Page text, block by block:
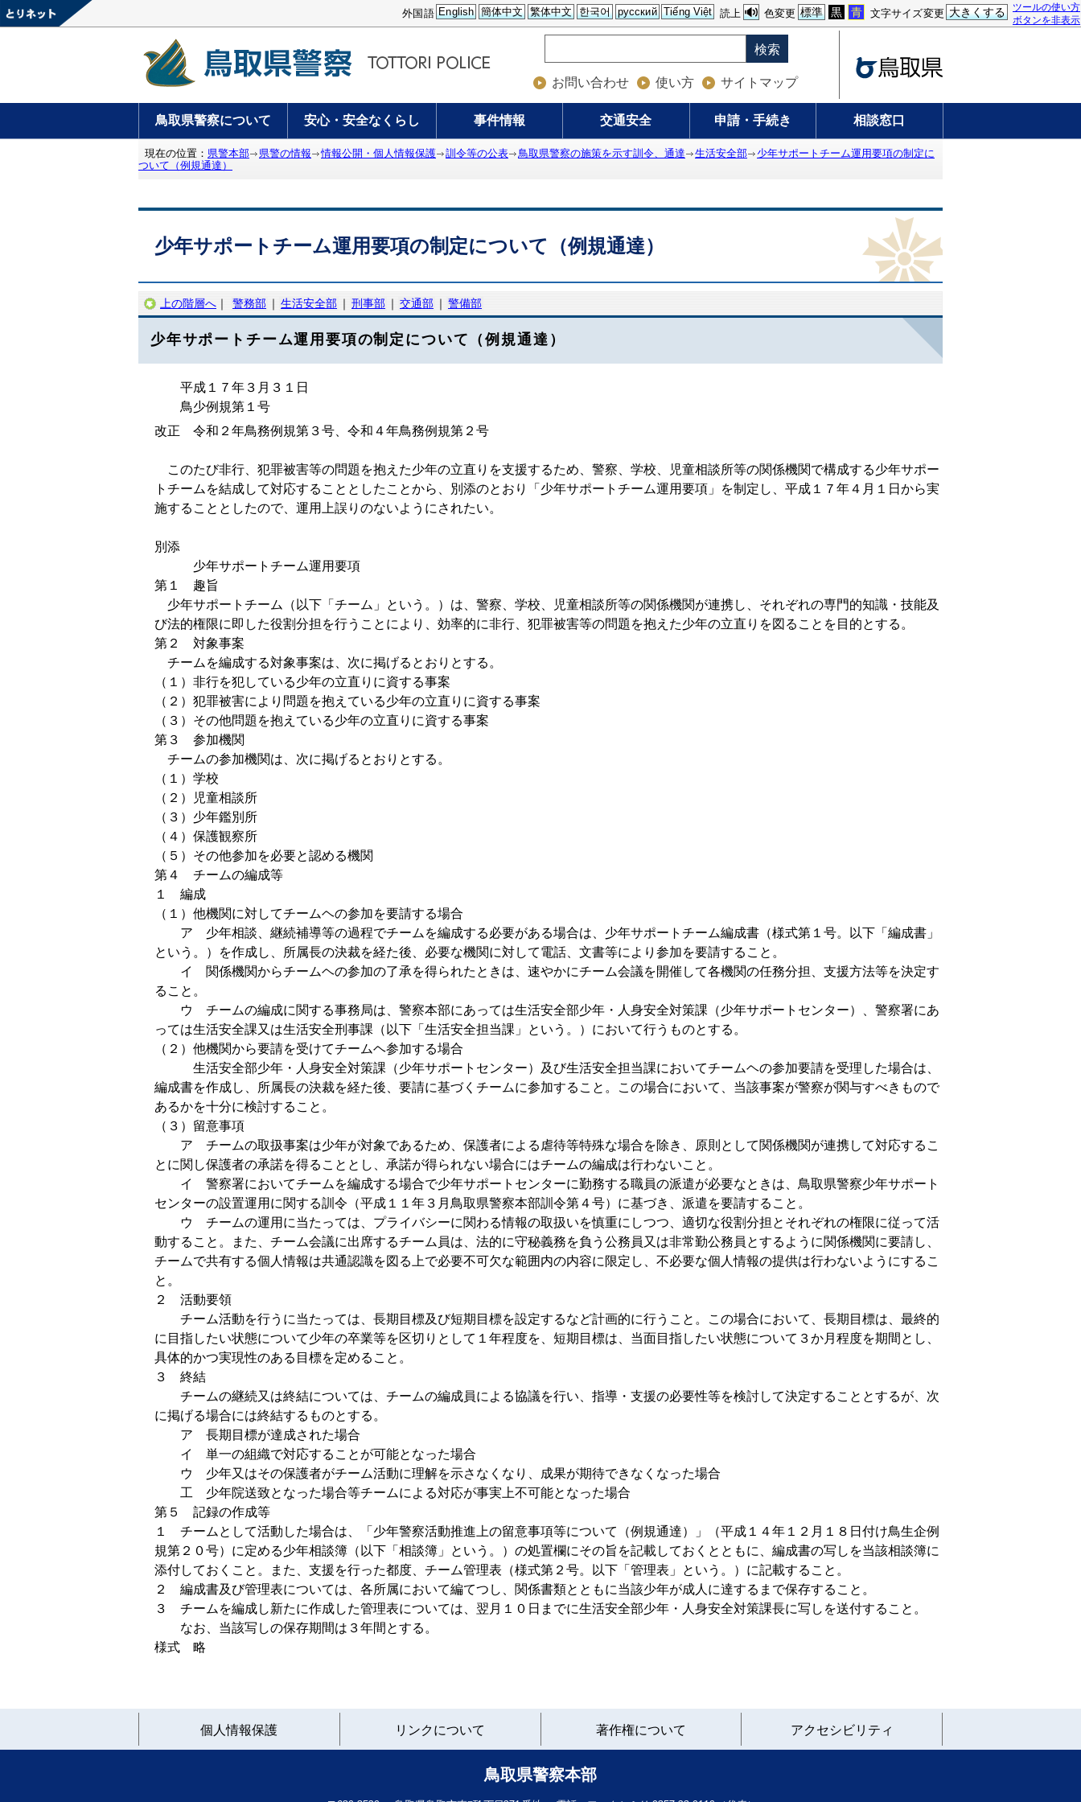
ツールの使い方
ボタンを非表示
文字サイズ変更 大きくする
色変更 標準 黒 青
読上
外国語 English 簡体中文 繁体中文 한국어 русский Tiếng Việt
検索
お問い合わせ 使い方 サイトマップ
鳥取県警察について 安心・安全なくらし 事件情報 交通安全 申請・手続き 相談窓口
現在の位置： 県警本部 県警の情報 情報公開・個人情報保護 訓令等の公表 鳥取県警察の施策を示す訓令、通達 生活安全部
少年サポートチーム運用要項の制定に
ついて（例規通達）
少年サポートチーム運用要項の制定について（例規通達）
上の階層へ ｜ 警務部 ｜ 生活安全部 ｜ 刑事部 ｜ 交通部 ｜ 警備部
少年サポートチーム運用要項の制定について（例規通達）
平成１７年３月３１日
鳥少例規第１号
改正 令和２年鳥務例規第３号、令和４年鳥務例規第２号
このたび非行、犯罪被害等の問題を抱えた少年の立直りを支援するため、警察、学校、児童相談所等の関係機関で構成する少年サポー
トチームを結成して対応することとしたことから、別添のとおり「少年サポートチーム運用要項」を制定し、平成１７年４月１日から実
施することとしたので、運用上誤りのないようにされたい。
別添
少年サポートチーム運用要項
第１ 趣旨
少年サポートチーム（以下「チーム」という。）は、警察、学校、児童相談所等の関係機関が連携し、それぞれの専門的知識・技能及
び法的権限に即した役割分担を行うことにより、効率的に非行、犯罪被害等の問題を抱えた少年の立直りを図ることを目的とする。
第２ 対象事案
チームを編成する対象事案は、次に掲げるとおりとする。
（１）非行を犯している少年の立直りに資する事案
（２）犯罪被害により問題を抱えている少年の立直りに資する事案
（３）その他問題を抱えている少年の立直りに資する事案
第３ 参加機関
チームの参加機関は、次に掲げるとおりとする。
（１）学校
（２）児童相談所
（３）少年鑑別所
（４）保護観察所
（５）その他参加を必要と認める機関
第４ チームの編成等
１ 編成
（１）他機関に対してチームヘの参加を要請する場合
ア 少年相談、継続補導等の過程でチームを編成する必要がある場合は、少年サポートチーム編成書（様式第１号。以下「編成書」
という。）を作成し、所属長の決裁を経た後、必要な機関に対して電話、文書等により参加を要請すること。
イ 関係機関からチームヘの参加の了承を得られたときは、速やかにチーム会議を開催して各機関の任務分担、支援方法等を決定す
ること。
ウ チームの編成に関する事務局は、警察本部にあっては生活安全部少年・人身安全対策課（少年サポートセンター）、警察署にあ
っては生活安全課又は生活安全刑事課（以下「生活安全担当課」という。）において行うものとする。
（２）他機関から要請を受けてチームヘ参加する場合
生活安全部少年・人身安全対策課（少年サポートセンター）及び生活安全担当課においてチームヘの参加要請を受理した場合は、
編成書を作成し、所属長の決裁を経た後、要請に基づくチームに参加すること。この場合において、当該事案が警察が関与すべきもので
あるかを十分に検討すること。
（３）留意事項
ア チームの取扱事案は少年が対象であるため、保護者による虐待等特殊な場合を除き、原則として関係機関が連携して対応するこ
とに関し保護者の承諾を得ることとし、承諾が得られない場合にはチームの編成は行わないこと。
イ 警察署においてチームを編成する場合で少年サポートセンターに勤務する職員の派遣が必要なときは、鳥取県警察少年サポート
センターの設置運用に関する訓令（平成１１年３月鳥取県警察本部訓令第４号）に基づき、派遣を要請すること。
ウ チームの運用に当たっては、プライバシーに関わる情報の取扱いを慎重にしつつ、適切な役割分担とそれぞれの権限に従って活
動すること。また、チーム会議に出席するチーム員は、法的に守秘義務を負う公務員又は非常勤公務員とするように関係機関に要請し、
チームで共有する個人情報は共通認識を図る上で必要不可欠な範囲内の内容に限定し、不必要な個人情報の提供は行わないようにするこ
と。
２ 活動要領
チーム活動を行うに当たっては、長期目標及び短期目標を設定するなど計画的に行うこと。この場合において、長期目標は、最終的
に目指したい状態について少年の卒業等を区切りとして１年程度を、短期目標は、当面目指したい状態について３か月程度を期間とし、
具体的かつ実現性のある目標を定めること。
３ 終結
チームの継続又は終結については、チームの編成員による協議を行い、指導・支援の必要性等を検討して決定することとするが、次
に掲げる場合には終結するものとする。
ア 長期目標が達成された場合
イ 単一の組織で対応することが可能となった場合
ウ 少年又はその保護者がチーム活動に理解を示さなくなり、成果が期待できなくなった場合
工 少年院送致となった場合等チームによる対応が事実上不可能となった場合
第５ 記録の作成等
１ チームとして活動した場合は、「少年警察活動推進上の留意事項等について（例規通達）」（平成１４年１２月１８日付け鳥生企例
規第２０号）に定める少年相談簿（以下「相談簿」という。）の処置欄にその旨を記載しておくとともに、編成書の写しを当該相談簿に
添付しておくこと。また、支援を行った都度、チーム管理表（様式第２号。以下「管理表」という。）に記載すること。
２ 編成書及び管理表については、各所属において編てつし、関係書類とともに当該少年が成人に達するまで保存すること。
３ チームを編成し新たに作成した管理表については、翌月１０日までに生活安全部少年・人身安全対策課長に写しを送付すること。
なお、当該写しの保存期間は３年間とする。
様式 略
個人情報保護
と
リンクについて 著作権について アクセシビリティ
鳥取県警察本部